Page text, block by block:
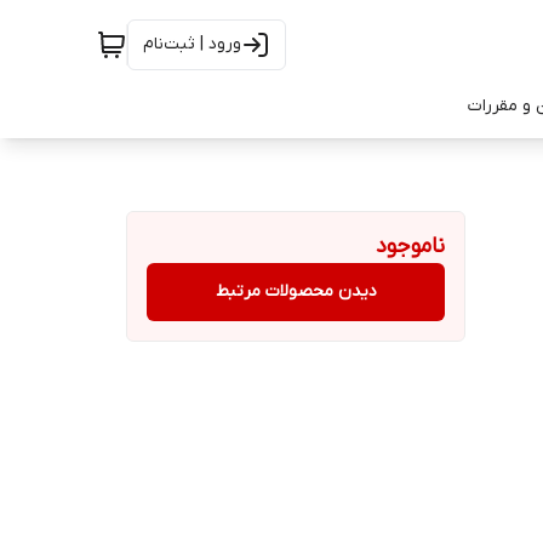
ورود | ثبت‌نام
و مقررات
ناموجود
دیدن محصولات مرتبط